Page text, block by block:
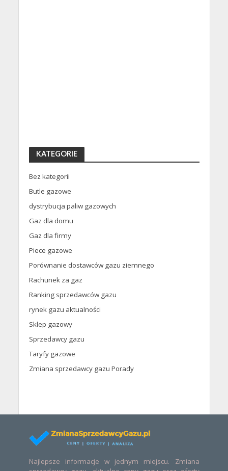
KATEGORIE
Bez kategorii
Butle gazowe
dystrybucja paliw gazowych
Gaz dla domu
Gaz dla firmy
Piece gazowe
Porównanie dostawców gazu ziemnego
Rachunek za gaz
Ranking sprzedawców gazu
rynek gazu aktualności
Sklep gazowy
Sprzedawcy gazu
Taryfy gazowe
Zmiana sprzedawcy gazu Porady
Najlepsze informacje w jednym miejscu. Zmiana